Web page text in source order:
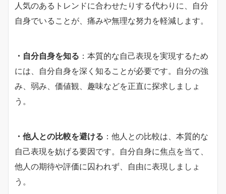
人気のあるトレンドに合わせたりする代わりに、自分
自身でいることが、痛みや無理な努力を軽減します。
・自分自身を知る ：本質的な自己表現を実現するため
には、自分自身を深く知ることが必要です。自分の強
み、弱み、価値観、趣味などを正直に探求しましょ
う。
・他人との比較を避ける ：他人との比較は、本質的な
自己表現を妨げる要因です。自分自身に焦点を当て、
他人の期待や評価に囚われず、自由に表現しましょ
う。